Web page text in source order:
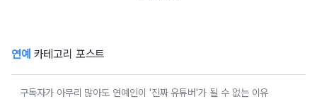
연예 카테고리 포스트
구독자가 아무리 많아도 연예인이 '진짜 유튜버'가 될 수 없는 이유